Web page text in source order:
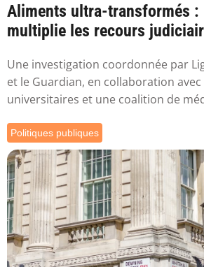
Aliments ultra-transformés :
multiplie les recours
Une investigation coordonnée par
et le Guardian, en collaboration
universitaires et une coalition de
Politiques publiques